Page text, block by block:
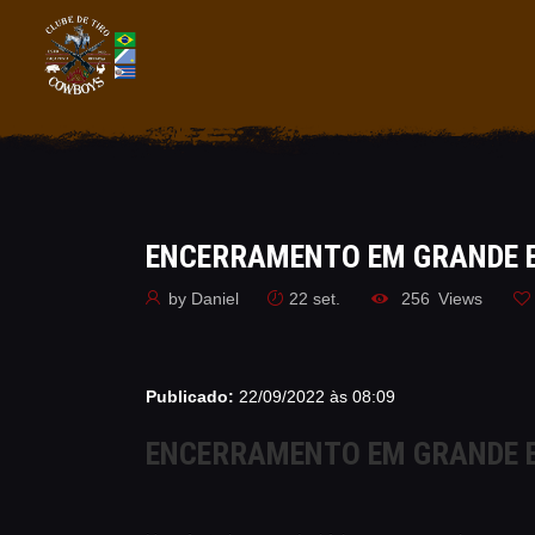
ENCERRAMENTO EM
by Daniel 22 set. 256 Views
Publicado: 22/09/2022 às 08:09
ENCERRAMENTO EM